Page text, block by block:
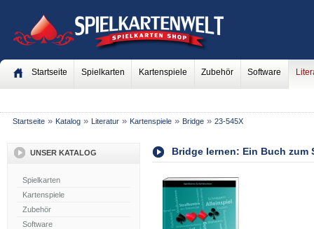
Startseite Spielkarten Kartenspiele Zubehör Software
Startseite » Katalog » Literatur » Kartenspiele » Bridge » 23-545X
UNSER KATALOG
Spielkarten
Kartenspiele
Zubehör
Software
Bridge lernen: Ein Buch zum